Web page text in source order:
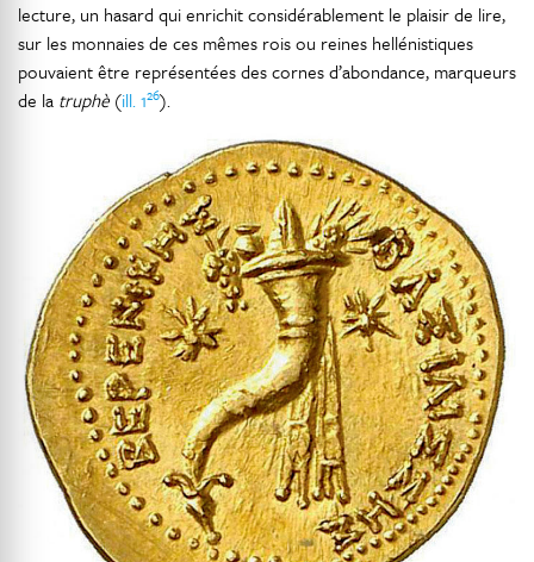
lecture, un hasard qui enrichit considérablement le plaisir de lire,
sur les monnaies de ces mêmes rois ou reines hellénistiques
pouvaient être représentées des cornes d’abondance, marqueurs
de la truphè (ill. 126).